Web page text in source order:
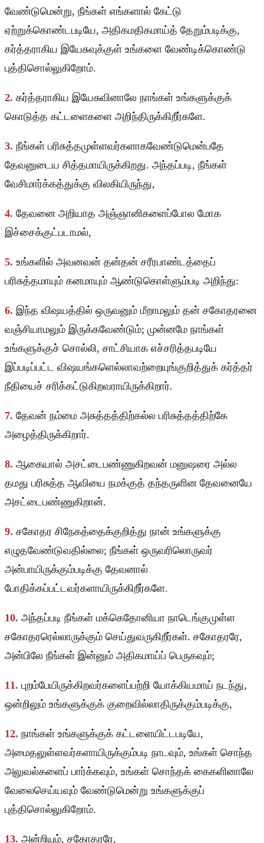
வேண்டுமென்று, நீங்கள் எங்களால் கேட்டு
ஏற்றுக்கொண்டபடியே, அதிகமதிகமாய்த் தேறும்படிக்கு,
கர்த்தராகிய இயேசுவுக்குள் உங்களை வேண்டிக்கொண்டு
புத்திசொல்லுகிறோம்.
2. கர்த்தராகிய இயேசுவினாலே நாங்கள் உங்களுக்குக்
கொடுத்த கட்டளைகளை அறிந்திருக்கிறீர்களே.
3. நீங்கள் பரிசுத்தமுள்ளவர்களாகவேண்டுமென்பதே
தேவனுடைய சித்தமாயிருக்கிறது. அந்தப்படி, நீங்கள்
வேசிமார்க்கத்துக்கு விலகியிருந்து,
4. தேவனை அறியாத அஞ்ஞானிகளைப்போல மோக
இச்சைக்குட்படாமல்,
5. உங்களில் அவனவன் தன்தன் சரீரபாண்டத்தைப்
பரிசுத்தமாயும் கனமாயும் ஆண்டுகொள்ளும்படி அறிந்து:
6. இந்த விஷயத்தில் ஒருவனும் மீறாமலும் தன் சகோதரனை
வஞ்சியாமலும் இருக்கவேண்டும்; முன்னமே நாங்கள்
உங்களுக்குச் சொல்லி, சாட்சியாக எச்சரித்தபடியே
இப்படிப்பட்ட விஷயங்களெல்லாவற்றையுங்குறித்துக் கர்த்தர்
நீதியைச் சரிக்கட்டுகிறவராயிருக்கிறார்.
7. தேவன் நம்மை அசுத்தத்திற்கல்ல பரிசுத்தத்திற்கே
அழைத்திருக்கிறார்.
8. ஆகையால் அசட்டைபண்ணுகிறவன் மனுஷரை அல்ல
தமது பரிசுத்த ஆவியை நமக்குத் தந்தருளின தேவனையே
அசட்டைபண்ணுகிறான்.
9. சகோதர சிநேகத்தைக்குறித்து நான் உங்களுக்கு
எழுதவேண்டுவதில்லை; நீங்கள் ஒருவரிலொருவர்
அன்பாயிருக்கும்படிக்கு தேவனால்
போதிக்கப்பட்டவர்களாயிருக்கிறீர்களே.
10. அந்தப்படி நீங்கள் மக்கெதோனியா நாடெங்குமுள்ள
சகோதரரெல்லாருக்கும் செய்துவருகிறீர்கள். சகோதரரே,
அன்பிலே நீங்கள் இன்னும் அதிகமாய்ப் பெருகவும்;
11. புறம்பேயிருக்கிறவர்களைப்பற்றி யோக்கியமாய் நடந்து,
ஒன்றிலும் உங்களுக்குக் குறைவில்லாதிருக்கும்படிக்கு,
12. நாங்கள் உங்களுக்குக் கட்டளையிட்டபடியே,
அமைதலுள்ளவர்களாயிருக்கும்படி நாடவும், உங்கள் சொந்த
அலுவல்களைப் பார்க்கவும், உங்கள் சொந்தக் கைகளினாலே
வேலைசெய்யவும் வேண்டுமென்று உங்களுக்குப்
புத்திசொல்லுகிறோம்.
13. அன்றியும், சகோதரரே,